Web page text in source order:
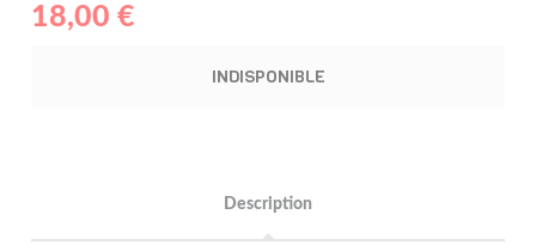
18,00 €
INDISPONIBLE
Description